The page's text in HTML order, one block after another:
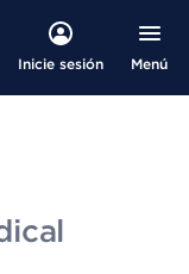
Inicie sesión Menú